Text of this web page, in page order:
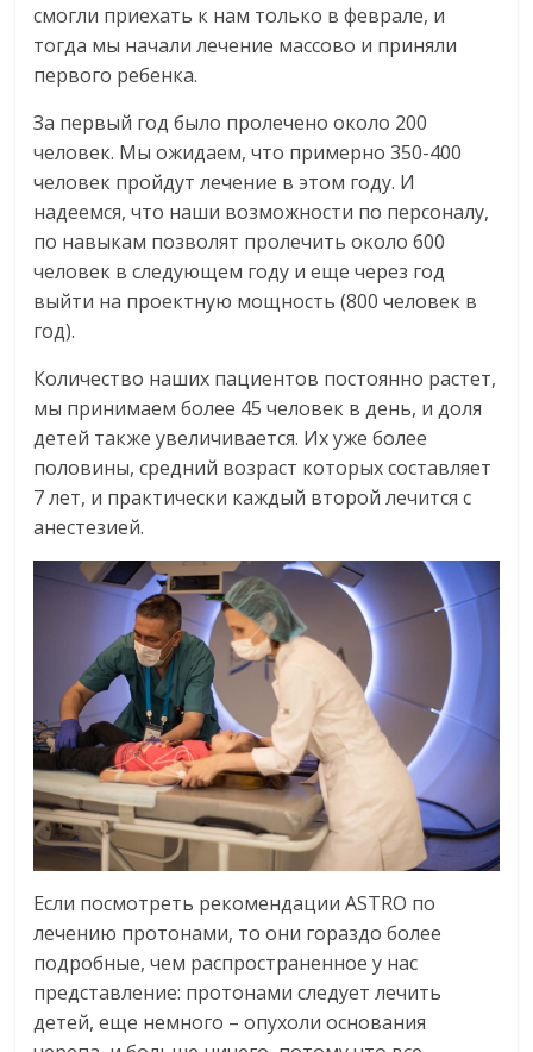
смогли приехать к нам только в феврале, и
тогда мы начали лечение массово и приняли
первого ребенка.
За первый год было пролечено около 200
человек. Мы ожидаем, что примерно 350-400
человек пройдут лечение в этом году. И
надеемся, что наши возможности по персоналу,
по навыкам позволят пролечить около 600
человек в следующем году и еще через год
выйти на проектную мощность (800 человек в
год).
Количество наших пациентов постоянно растет,
мы принимаем более 45 человек в день, и доля
детей также увеличивается. Их уже более
половины, средний возраст которых составляет
7 лет, и практически каждый второй лечится с
анестезией.
Если посмотреть рекомендации ASTRO по
лечению протонами, то они гораздо более
подробные, чем распространенное у нас
представление: протонами следует лечить
детей, еще немного – опухоли основания